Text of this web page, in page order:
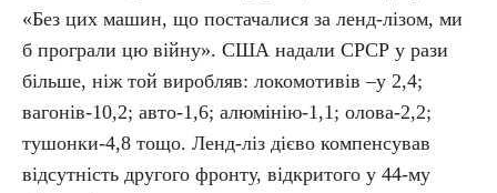
«Без цих машин, що постачалися за ленд-лізом, ми
б програли цю війну». США надали СРСР у рази
більше, ніж той виробляв: локомотивів –у 2,4;
вагонів-10,2; авто-1,6; алюмінію-1,1; олова-2,2;
тушонки-4,8 тощо. Ленд-ліз дієво компенсував
відсутність другого фронту, відкритого у 44-му